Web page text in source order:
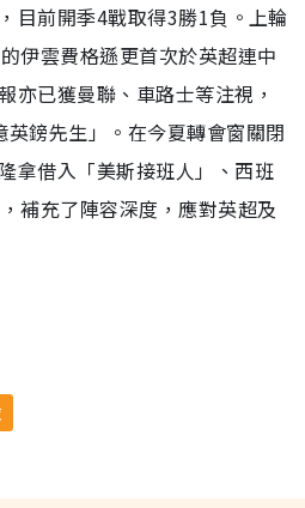
目前開季4戰取得3勝1負。上輪
伊雲費格遜更首次於英超連中
亦已獲曼聯、車路士等注視，
鎊先生」。在今夏轉會窗關閉
拿借入「美斯接班人」、西班
補充了陣容深度，應對英超及